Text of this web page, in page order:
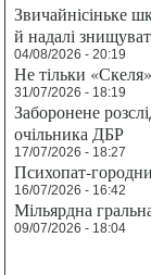
Звичайнісіньке
й надалі
04/08/2026 - 20:19
Не тільки
31/07/2026 - 18:19
Заборонене
очільника ДБР
17/07/2026 - 18:27
Психопат-
16/07/2026 - 16:42
Мільярдна
09/07/2026 - 18:04